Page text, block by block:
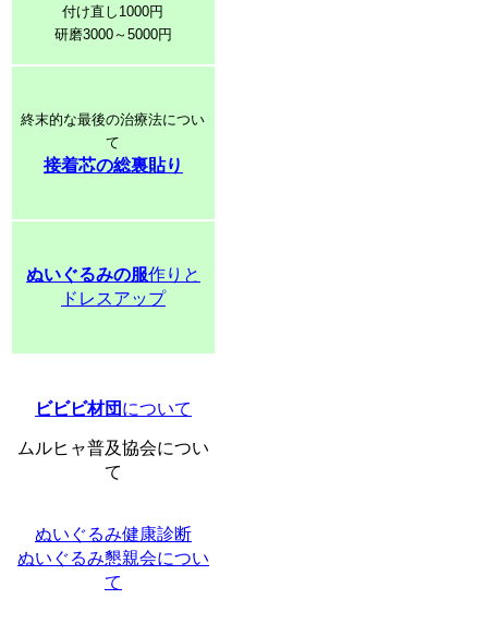
付け直し1000円
研磨3000～5000円
終末的な最後の治療法につい
て
接着芯の総裏貼り
ぬいぐるみの服作りと
ドレスアップ
ビビビ材団 について
ムルヒャ普及協会につい
て
ぬいぐるみ健康診断
ぬいぐるみ懇親会につい
て